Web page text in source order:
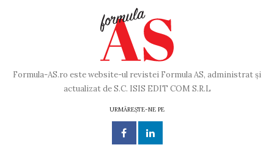
Formula-AS.ro este website-ul revistei Formula AS, administrat și
actualizat de S.C. ISIS EDIT COM S.R.L
URMĂREȘTE-NE PE